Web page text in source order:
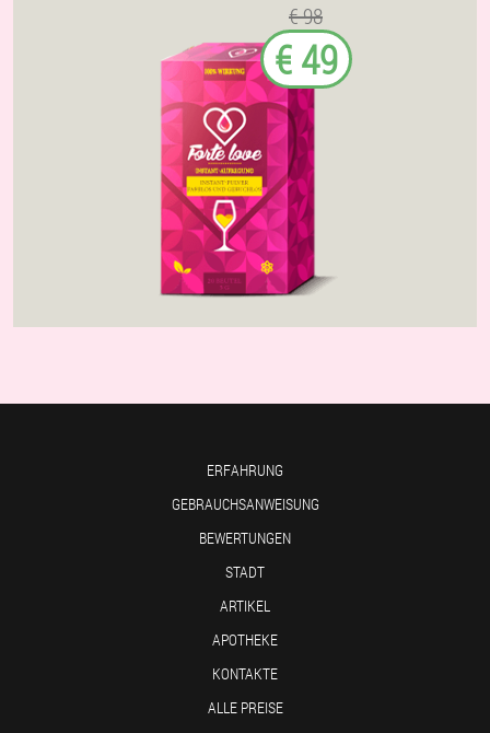
€ 98
€ 49
ERFAHRUNG
GEBRAUCHSANWEISUNG
BEWERTUNGEN
STADT
ARTIKEL
APOTHEKE
KONTAKTE
ALLE PREISE